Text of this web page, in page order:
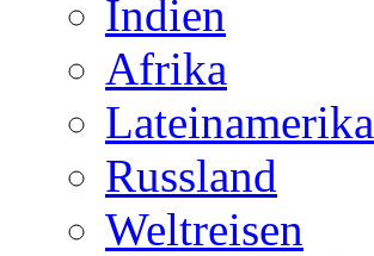
Indien
Afrika
Lateinamerika
Russland
Weltreisen